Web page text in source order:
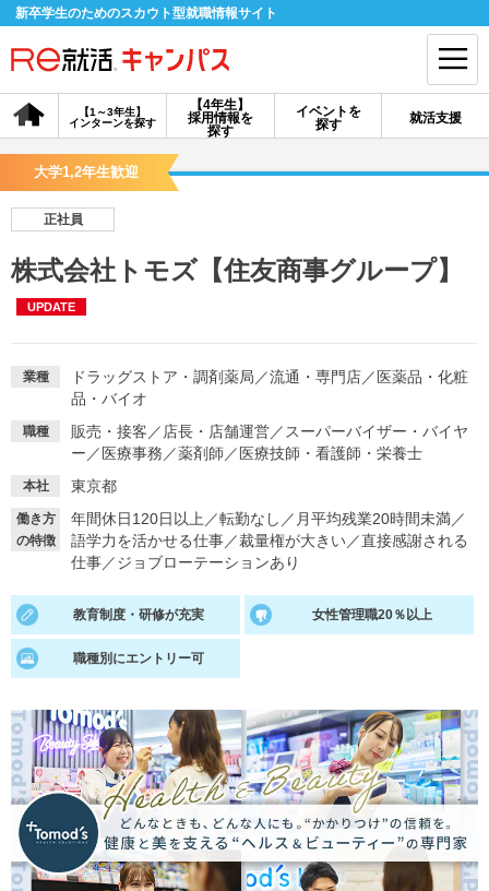
新卒学生のためのスカウト型就職情報サイト
【4年生】
採用情報を
探す
【1～3年生】
インターンを探す
イベントを
探す
就活支援
会員登録 ログイン
探す
【4年生】
イベントを探す
就活支援
就活ノウハウが満載！
就活コラム
お役立ち記事・相談室など
適職診断
あなたに合う仕事を診断！
就活チャンネル
就活時事ニュースを更新 不明点があればこちら
大学1,2年生歓迎
正社員
株式会社トモズ【住友商事グループ】
UPDATE
業種 ドラッグストア・調剤薬局 ／流通・専門店／ 医薬品・化粧
品・バイオ
職種 販売・接客 ／ 店長・店舗運営／ スーパーバイザー・バイヤ
ー ／ 医療事務 ／薬剤師 ／ 医療技師・看護師・栄養士
本社 東京都
働き方
の特徴
年間休日120日以上 ／転勤なし ／ 月平均残業20時間未満／
語学力を活かせる仕事／裁量権が大きい／直接感謝される
仕事／ジョブローテーションあり
教育制度・研修が充実 女性管理職20％以上
職種別にエントリー可